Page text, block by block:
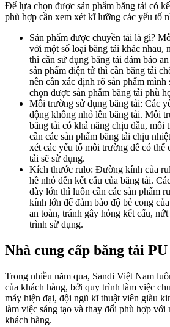
Để lựa chọn được sản phẩm băng tải có
phù hợp cần xem xét kĩ lưỡng các yếu tố
Sản phẩm được chuyền tải là gì?
với một số loại băng tải khác nhau,
thì cần sử dụng băng tải đảm bảo
sản phẩm điện tử thì cần băng tải
nên cần xác định rõ sản phẩm mình
chọn được sản phẩm băng tải phù
Môi trường sử dụng băng tải: Các
động không nhỏ lên băng tải. Môi
băng tải có khả năng chịu dầu, môi
cần các sản phẩm băng tải chịu
xét các yếu tố môi trường để có thể
tải sẽ sử dụng.
Kích thước rulo: Đường kính của
hề nhỏ đến kết cấu của băng tải.
dày lớn thì luôn cần các sản phẩm
kính lớn để đảm bảo độ bẻ cong
an toàn, tránh gây hỏng kết cấu,
trình sử dụng.
Nhà cung cấp băng tải
Trong nhiều năm qua, Sandi Việt Nam
của khách hàng, bởi quy trình làm việc
máy hiện đại, đội ngũ kĩ thuật viên giàu
làm việc sáng tạo và thay đổi phù hợp với
khách hàng.